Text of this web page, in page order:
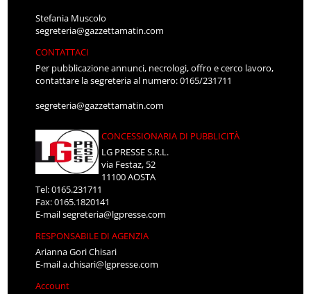
Stefania Muscolo
segreteria@gazzettamatin.com
CONTATTACI
Per pubblicazione annunci, necrologi, offro e cerco lavoro,
contattare la segreteria al numero: 0165/231711
segreteria@gazzettamatin.com
CONCESSIONARIA DI PUBBLICITÀ
LG PRESSE S.R.L.
via Festaz, 52
11100 AOSTA
Tel: 0165.231711
Fax: 0165.1820141
E-mailsegreteria@lgpresse.com
RESPONSABILE DI AGENZIA
Arianna Gori Chisari
E-maila.chisari@lgpresse.com
Account